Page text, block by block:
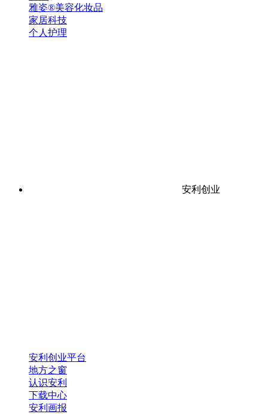
雅姿®美容化妆品
家居科技
个人护理
安利创业
安利创业平台
地方之窗
认识安利
下载中心
安利画报